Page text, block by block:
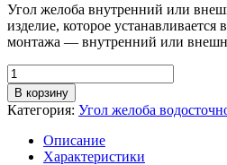
Угол желоба внутренний или
изделие, которое устанавливается
монтажа — внутренний или
Количество
товара
Угол
желоба,
В корзину
Категория: Угол желоба
Описание
Характеристики